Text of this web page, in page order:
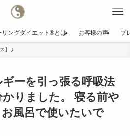
リングダイエット®️とは お客様の声 プ
】
ーを引っ張る呼吸法
りました。 寝る前や
風呂で使いたいで